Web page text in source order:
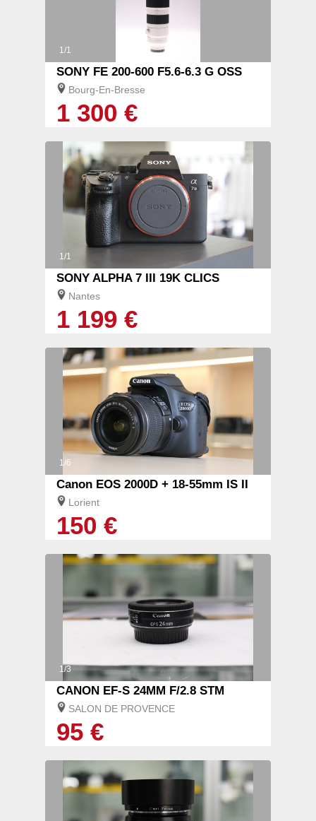
1/1
SONY FE 200-600 F5.6-6.3 G OSS
Bourg-En-Bresse
1 300 €
1/1
SONY ALPHA 7 III 19K CLICS
Nantes
1 199 €
1/6
Canon EOS 2000D + 18-55mm IS II
Lorient
150 €
1/3
CANON EF-S 24MM F/2.8 STM
SALON DE PROVENCE
95 €